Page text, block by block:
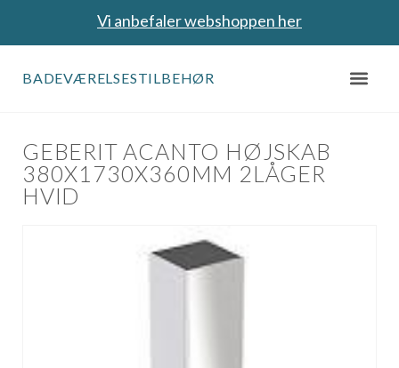
Vi anbefaler webshoppen her
BADEVÆRELSESTILBEHØR
GEBERIT ACANTO HØJSKAB
380X1730X360MM 2LÅGER
HVID